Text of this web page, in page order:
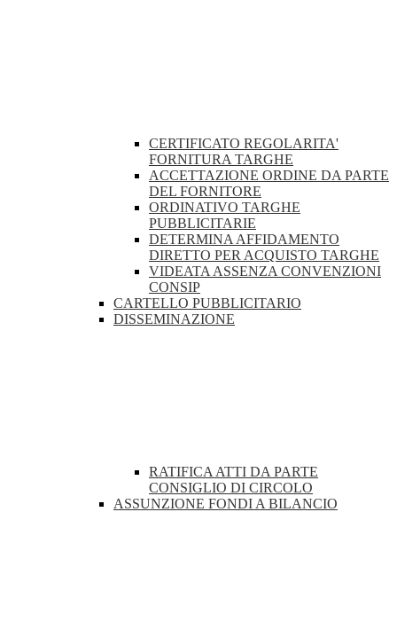
CERTIFICATO REGOLARITA'
FORNITURA TARGHE
ACCETTAZIONE ORDINE DA PARTE
DEL FORNITORE
ORDINATIVO TARGHE
PUBBLICITARIE
DETERMINA AFFIDAMENTO
DIRETTO PER ACQUISTO TARGHE
VIDEATA ASSENZA CONVENZIONI
CONSIP
CARTELLO PUBBLICITARIO
DISSEMINAZIONE
RATIFICA ATTI DA PARTE
CONSIGLIO DI CIRCOLO
ASSUNZIONE FONDI A BILANCIO